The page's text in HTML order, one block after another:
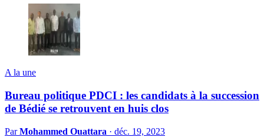
A la une
Bureau politique PDCI : les candidats à la succession
de Bédié se retrouvent en huis clos
ParMohammed Ouattara · déc. 19, 2023